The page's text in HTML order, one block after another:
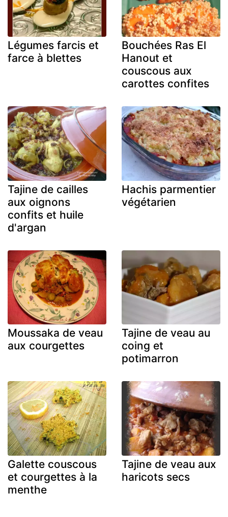
Légumes farcis et
farce à blettes
Bouchées Ras El
Hanout et
couscous aux
carottes confites
Tajine de cailles
aux oignons
confits et huile
d'argan
Hachis parmentier
végétarien
Moussaka de veau
aux courgettes
Tajine de veau au
coing et
potimarron
Galette couscous
et courgettes à la
menthe
Tajine de veau aux
haricots secs